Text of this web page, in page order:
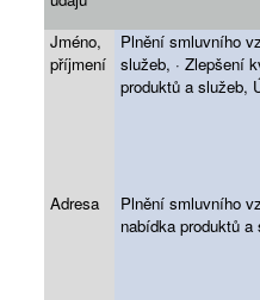
Jméno,
příjmení
Plnění smluvního
služeb, · Zlepšení
produktů a služeb,
Adresa
Plnění smluvního
nabídka produktů